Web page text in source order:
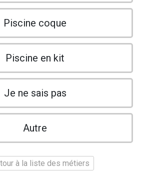
Piscine coque
Piscine en kit
Je ne sais pas
Autre
à la liste des métiers